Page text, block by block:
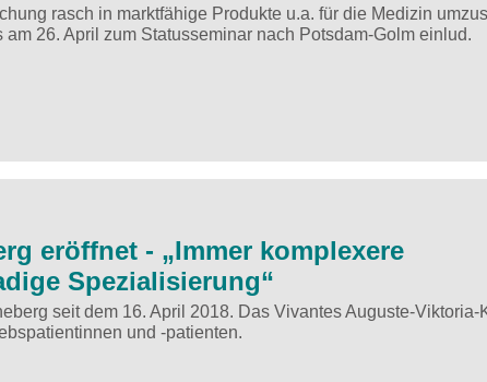
rasch in marktfähige Produkte u.a. für die Medizin
26. April zum Statusseminar nach Potsdam-Golm einlud.
eröffnet - „Immer komplexere
Spezialisierung“
seit dem 16. April 2018. Das Vivantes Auguste-Viktoria-
und -patienten.